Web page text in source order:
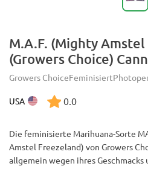
M.A.F. (Mighty
(Growers Choice)
Growers ChoiceFeminisiert
USA 0.0
Die feminisierte Marihuana-Sorte
Amstel Freezeland) von Growers
allgemein wegen ihres